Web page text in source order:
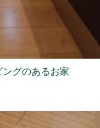
グのあるお家